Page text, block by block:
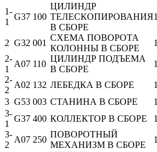
1-
1
G37 100
ЦИЛИНДР
ТЕЛЕСКОПИРОВАНИЯ
В СБОРЕ
1
2 G32 001
СХЕМА ПОВОРОТА
КОЛОННЫ В СБОРЕ
1
2-
1
A07 110
ЦИЛИНДР ПОДЪЕМА
В СБОРЕ
1
2-
2
A02 132 ЛЕБЕДКА В СБОРЕ
1
3 G53 003 СТАНИНА В СБОРЕ
1
3-
1
G37 400 КОЛЛЕКТОР В СБОРЕ
1
3-
2
A07 250
ПОВОРОТНЫЙ
МЕХАНИЗМ В СБОРЕ
1